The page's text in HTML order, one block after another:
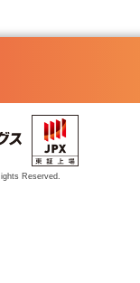
Reserved.